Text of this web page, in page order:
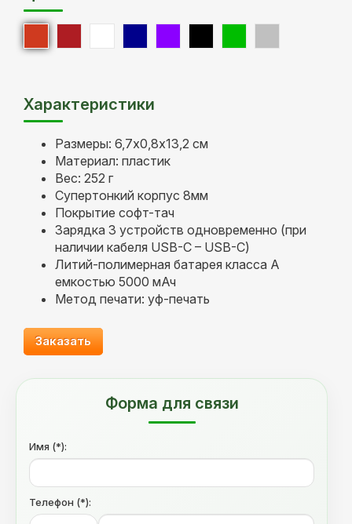
Характеристики
Размеры: 6,7х0,8х13,2 см
Материал: пластик
Вес: 252 г
Супертонкий корпус 8мм
Покрытие софт-тач
Зарядка 3 устройств одновременно (при
наличии кабеля USB-C – USB-C)
Литий-полимерная батарея класса А
емкостью 5000 мАч
Метод печати: уф-печать
Заказать
Форма для связи
Имя (*):
Телефон (*):